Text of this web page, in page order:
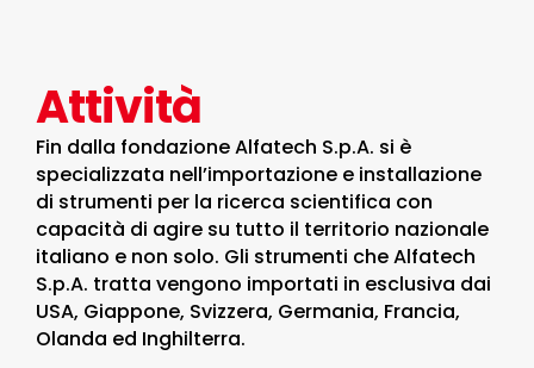
Attività​
Fin dalla fondazione Alfatech S.p.A. si è
specializzata nell’importazione e installazione
di strumenti per la ricerca scientifica con
capacità di agire su tutto il territorio nazionale
italiano e non solo. Gli strumenti che Alfatech
S.p.A. tratta vengono importati in esclusiva dai
USA, Giappone, Svizzera, Germania, Francia,
Olanda ed Inghilterra.